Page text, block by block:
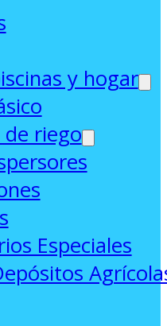
y hogar
de riego
Especiales